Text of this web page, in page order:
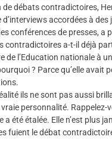
débats contradictoires,
accordées à
conférences de presses, a
a-t-il déjà
de l’Education nationale à
? Parce qu’elle avait
ils ne sont pas aussi
personnalité. Rappelez-
été étalée. Elle n’est plus
fuient le débat